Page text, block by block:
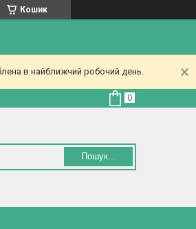
Кошик
в найближчий робочий день.
Пошук...